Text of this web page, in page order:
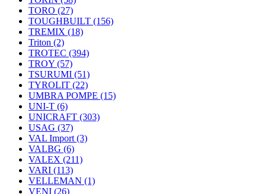
TORO (27)
TOUGHBUILT (156)
TREMIX (18)
Triton (2)
TROTEC (394)
TROY (57)
TSURUMI (51)
TYROLIT (22)
UMBRA POMPE (15)
UNI-T (6)
UNICRAFT (303)
USAG (37)
VAL Import (3)
VALBG (6)
VALEX (211)
VARI (113)
VELLEMAN (1)
VENI (26)